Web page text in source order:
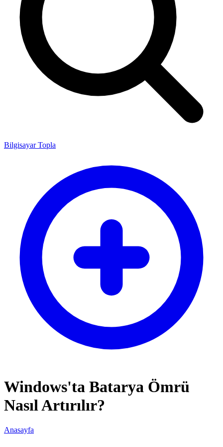
Bilgisayar Topla
Windows'ta Batarya Ömrü
Nasıl Artırılır?
Anasayfa